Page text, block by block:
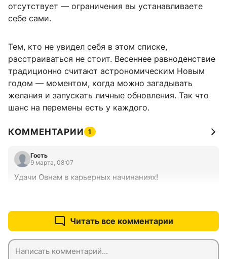
отсутствует — ограничения вы устанавливаете
себе сами.
Тем, кто не увидел себя в этом списке,
расстраиваться не стоит. Весеннее равноденствие
традиционно считают астрономическим Новым
годом — моментом, когда можно загадывать
желания и запускать личные обновления. Так что
шанс на перемены есть у каждого.
КОММЕНТАРИИ 1
Гость
9 марта, 08:07
Удачи Овнам в карьерных начинаниях!
Читать все комментарии